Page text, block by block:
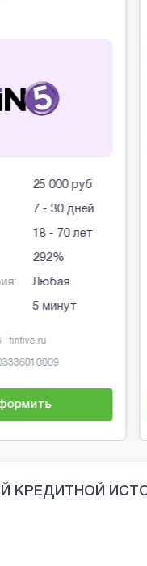
Сумма:
Срок:
Возраст:
ПСК:
Кред. история:
Решение:
100
5 -
18 -
8 800 77 555 76
Свид-во: №
КРЕДИТНОЙ